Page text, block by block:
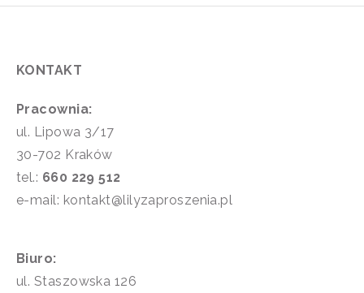
KONTAKT
Pracownia:
ul. Lipowa 3/17
30-702 Kraków
tel.: 660 229 512
e-mail: kontakt@lilyzaproszenia.pl
Biuro:
ul. Staszowska 126